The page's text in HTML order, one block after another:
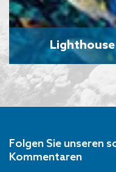
Lighthouse
Folgen Sie unseren
Kommentaren